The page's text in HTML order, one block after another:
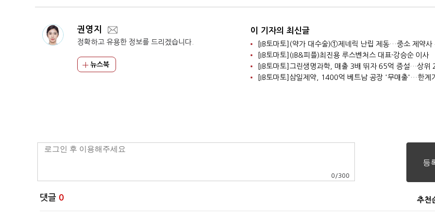
권영지
정확하고 유용한 정보를 드리겠습니다.
뉴스북
이 기자의 최신글
[IB토마토](IB&피플)최진용 루스벤처스 대표·강승순 이사
0 /300
댓글 0 추천